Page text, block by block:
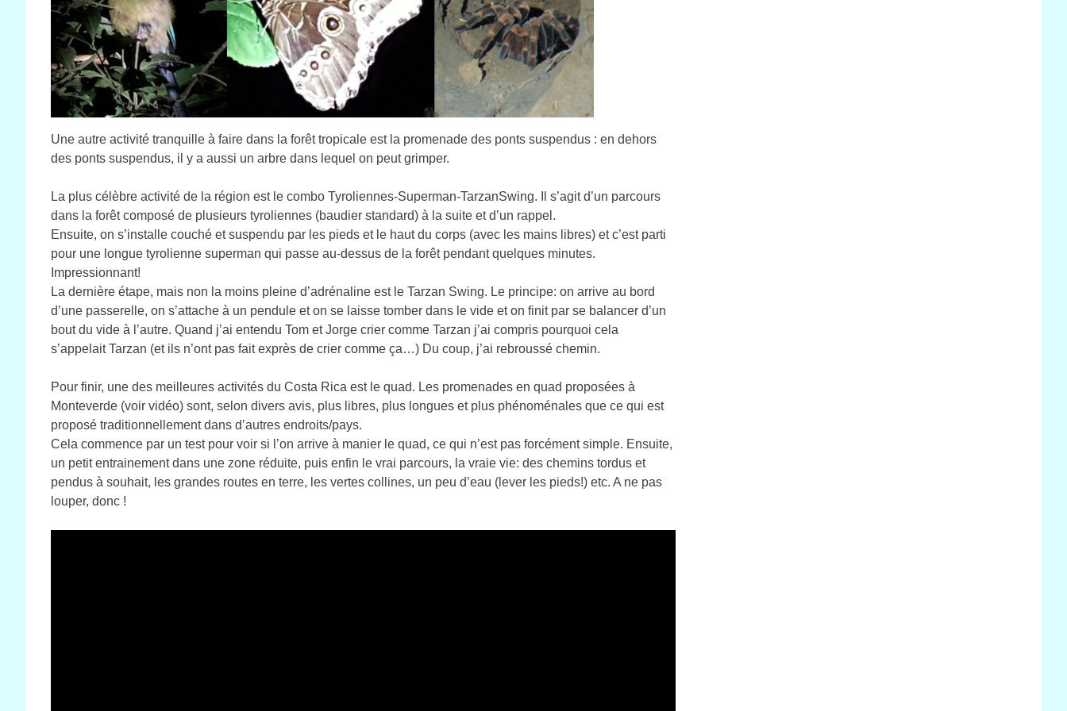
Une autre activité tranquille à faire dans la forêt tropicale est la promenade des ponts suspendus : en dehors
des ponts suspendus, il y a aussi un arbre dans lequel on peut grimper.
La plus célèbre activité de la région est le combo Tyroliennes-Superman-TarzanSwing. Il s’agit d’un parcours
dans la forêt composé de plusieurs tyroliennes (baudier standard) à la suite et d’un rappel.
Ensuite, on s’installe couché et suspendu par les pieds et le haut du corps (avec les mains libres) et c’est parti
pour une longue tyrolienne superman qui passe au-dessus de la forêt pendant quelques minutes.
Impressionnant!
La dernière étape, mais non la moins pleine d’adrénaline est le Tarzan Swing. Le principe: on arrive au bord
d’une passerelle, on s’attache à un pendule et on se laisse tomber dans le vide et on finit par se balancer d’un
bout du vide à l’autre. Quand j’ai entendu Tom et Jorge crier comme Tarzan j’ai compris pourquoi cela
s’appelait Tarzan (et ils n’ont pas fait exprès de crier comme ça…) Du coup, j’ai rebroussé chemin.
Pour finir, une des meilleures activités du Costa Rica est le quad. Les promenades en quad proposées à
Monteverde (voir vidéo) sont, selon divers avis, plus libres, plus longues et plus phénoménales que ce qui est
proposé traditionnellement dans d’autres endroits/pays.
Cela commence par un test pour voir si l’on arrive à manier le quad, ce qui n’est pas forcément simple. Ensuite,
un petit entrainement dans une zone réduite, puis enfin le vrai parcours, la vraie vie: des chemins tordus et
pendus à souhait, les grandes routes en terre, les vertes collines, un peu d’eau (lever les pieds!) etc. A ne pas
louper, donc !